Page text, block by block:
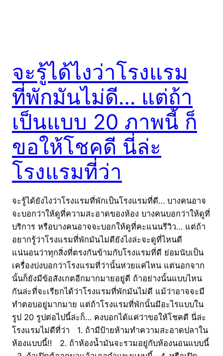
จะรู้ได้ไงว่าโรงแรม
ที่พักมันไม่ดี… แต่ถ้า
เป็นแบบ 20 ภาพนี้ ก็
ขอให้โชคดี นี่ล่ะ
โรงแรมที่ว่า
จะรู้ได้ยังไงว่าโรงแรมที่พักเป็นโรงแรมที่ดี… บางคนอาจ
จะบอกว่าให้ดูที่ความสะอาดของห้อง บางคนบอกว่าให้ดูที่
บริการ หรือบางคนอาจจะบอกให้ดูที่คะแนนรีวิว… แต่ถ้า
อยากรู้ว่าโรงแรมที่พักมันไม่ดียังไงล่ะจะดูที่ไหนดี
แน่นอนว่าทุกสิ่งที่ตรงกันข้ามกับโรงแรมที่ดี ย่อมนับเป็น
เครื่องบ่งบอกว่าโรงแรมที่ว่านั้นห่วยแค่ไหน แต่นอกจาก
นั้นก็ยังมีข้อสังเกตอีกมากมายอยู่ดี ถ้าอย่างนั้นแบบไหน
กันล่ะที่จะเรียกได้ว่าโรงแรมที่พักมันไม่ดี แม้ว่าอาจจะมี
ทำตอบอยู่มากมาย แต่ถ้าโรงแรมที่พักนั้นมีอะไรแบบใน
รูป 20 รูปต่อไปนี้ล่ะก็… คงบอกได้แค่ว่าขอให้โชคดี นี่ล่ะ
โรงแรมไม่ดีที่ว่า 1. ถ้ามีป้ายห้ามทำความสะอาดปลาใน
ห้องแบบนี้!! 2. ถ้าห้องน้ำมันจะรวมอยู่กับห้องนอนแบบนี้